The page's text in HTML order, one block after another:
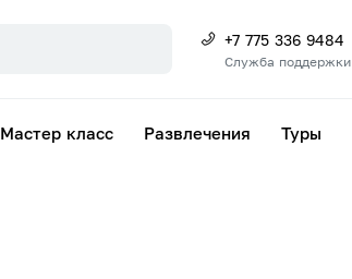
+7 775 336 9484
Служба поддержки
Мастер класс Развлечения Туры